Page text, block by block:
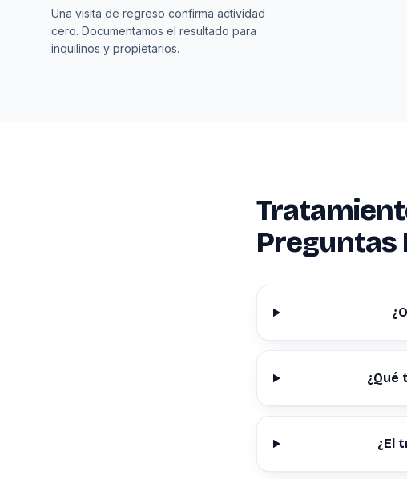
Una visita de regreso confirma actividad
cero. Documentamos el resultado para
inquilinos y propietarios.
Preguntas
¿Qué
¿El